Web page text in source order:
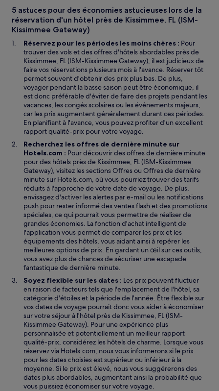
5 astuces pour des économies astucieuses lors de la
réservation d'un hôtel près de Kissimmee, FL (ISM-
Kissimmee Gateway)
Réservez pour les périodes les moins chères : Pour
trouver des vols et des offres d'hôtels abordables près de
Kissimmee, FL (ISM-Kissimmee Gateway), il est judicieux de
faire vos réservations plusieurs mois à l'avance. Réserver tôt
permet souvent d'obtenir des prix plus bas. De plus,
voyager pendant la basse saison peut être économique, il
est donc préférable d'éviter de faire des projets pendant les
vacances, les congés scolaires ou les événements majeurs,
car les prix augmentent généralement durant ces périodes.
En planifiant à l'avance, vous pouvez profiter d'un excellent
rapport qualité-prix pour votre voyage.
Recherchez les offres de dernière minute sur
Hotels.com : Pour découvrir des offres de dernière minute
pour des hôtels près de Kissimmee, FL (ISM-Kissimmee
Gateway), visitez les sections Offres ou Offres de dernière
minute sur Hotels.com, où vous pourriez trouver des tarifs
réduits à l'approche de votre date de voyage. De plus,
envisagez d'activer les alertes par e-mail ou les notifications
push pour rester informé des ventes flash et des promotions
spéciales, ce qui pourrait vous permettre de réaliser de
grandes économies. La fonction d'achat intelligent de
l'application vous permet de comparer les prix et les
équipements des hôtels, vous aidant ainsi à repérer les
meilleures options de prix. En gardant un œil sur ces outils,
vous avez plus de chances de sécuriser une escapade
fantastique de dernière minute.
Soyez flexible sur les dates : Les prix peuvent fluctuer
en raison de facteurs tels que l'emplacement de l'hôtel, sa
catégorie d'étoiles et la période de l'année. Être flexible sur
vos dates de voyage pourrait donc vous aider à économiser
sur votre séjour à l'hôtel près de Kissimmee, FL (ISM-
Kissimmee Gateway). Pour une expérience plus
personnalisée et potentiellement un meilleur rapport
qualité-prix, considérez les hôtels de charme. Lorsque vous
réservez via Hotels.com, nous vous informerons si le prix
pour les dates choisies est supérieur ou inférieur à la
moyenne. Si le prix est élevé, nous vous suggérerons des
dates plus abordables, augmentant ainsi la probabilité que
vous puissiez économiser sur votre voyage.